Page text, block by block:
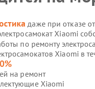
даже при отказе
Xiaomi
по ремонту
Xiaomi в
на ремонт
Xiaomi